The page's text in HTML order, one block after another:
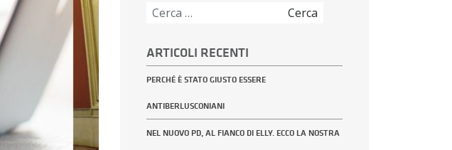
ARTICOLI RECENTI
PERCHÉ È STATO GIUSTO ESSERE
ANTIBERLUSCONIANI
NEL NUOVO PD, AL FIANCO DI ELLY. ECCO LA NOSTRA